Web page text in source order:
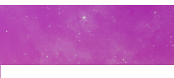
Produtos marcados com a tag “kit de nomes”